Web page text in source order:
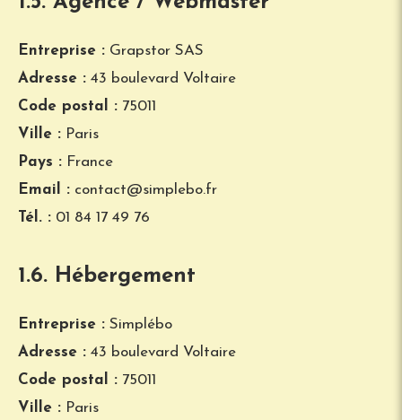
Entreprise : Grapstor SAS
Adresse : 43 boulevard Voltaire
Code postal : 75011
Ville : Paris
Pays : France
Email : contact@simplebo.fr
Tél. : 01 84 17 49 76
1.6. Hébergement
Entreprise : Simplébo
Adresse : 43 boulevard Voltaire
Code postal : 75011
Ville : Paris